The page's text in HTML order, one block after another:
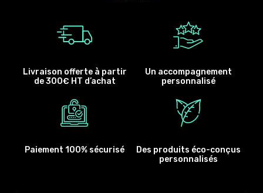
Livraison offerte à partir
de 300€ HT d’achat
Un accompagnement
personnalisé
Paiement 100% sécurisé
Des produits éco-conçus
personnalisés